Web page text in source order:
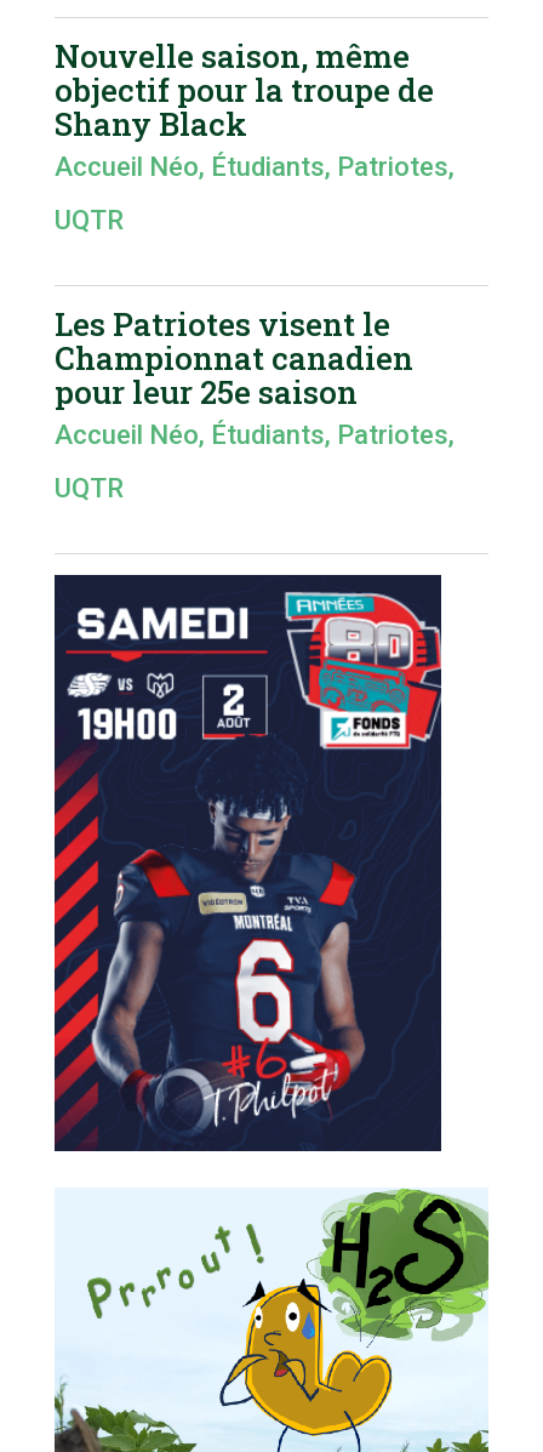
Nouvelle saison, même
objectif pour la troupe de
Shany Black
Accueil Néo, Étudiants, Patriotes,
UQTR
Les Patriotes visent le
Championnat canadien
pour leur 25e saison
Accueil Néo, Étudiants, Patriotes,
UQTR